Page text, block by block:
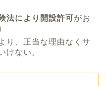
法により開設許可がお
り、正当な理由なくサ
けない。